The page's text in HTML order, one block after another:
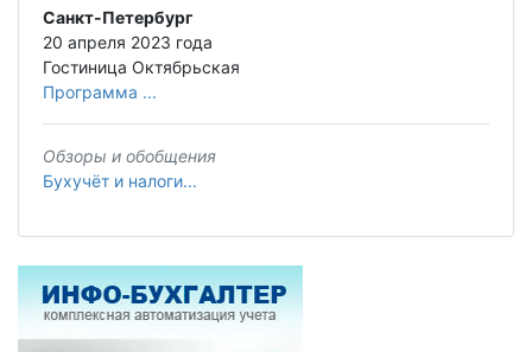
Санкт-Петербург
20 апреля 2023 года
Гостиница Октябрьская
Программа ...
Обзоры и обобщения
Бухучёт и налоги...